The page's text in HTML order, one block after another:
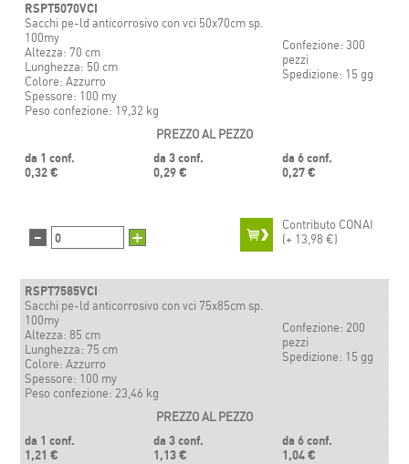
RSPT5070VCI
Sacchi pe-ld anticorrosivo con vci 50x70cm sp.
100my
Altezza: 70 cm
Lunghezza: 50 cm
Colore: Azzurro
Spessore: 100 my
Peso confezione: 19,32 kg
Confezione: 300
pezzi
Spedizione: 15 gg
PREZZO AL PEZZO
da 1 conf.
0,32 €
da 3 conf.
0,29 €
da 6 conf.
0,27 €
- +
Contributo CONAI
(+ 13,98 €)
RSPT7585VCI
Sacchi pe-ld anticorrosivo con vci 75x85cm sp.
100my
Altezza: 85 cm
Lunghezza: 75 cm
Colore: Azzurro
Spessore: 100 my
Peso confezione: 23,46 kg
Confezione: 200
pezzi
Spedizione: 15 gg
PREZZO AL PEZZO
da 1 conf.
1,21 €
da 3 conf.
1,13 €
da 6 conf.
1,04 €